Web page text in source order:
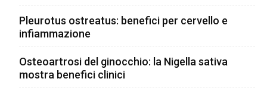
Pleurotus ostreatus: benefici per cervello e
infiammazione
Osteoartrosi del ginocchio: la Nigella sativa
mostra benefici clinici